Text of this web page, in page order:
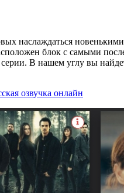
наслаждаться
блок с самыми
В нашем углу вы
озвучка онлайн